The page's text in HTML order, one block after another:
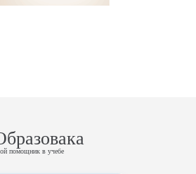
помощник в учебе